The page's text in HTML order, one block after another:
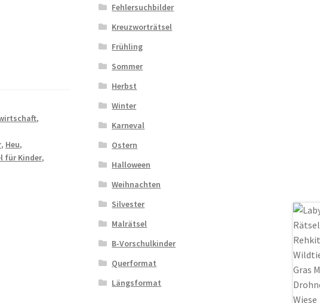
,
, Heu,
für Kinder,
Fehlersuchbilder
Kreuzworträtsel
Frühling
Sommer
Herbst
Winter
Karneval
Ostern
Halloween
Weihnachten
Silvester
Malrätsel
B-Vorschulkinder
Querformat
Längsformat